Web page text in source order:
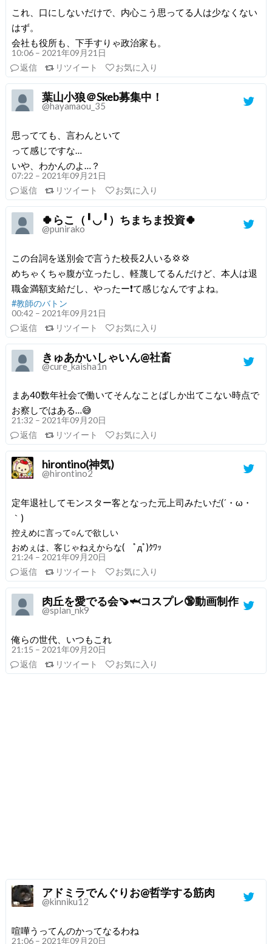
これ、口にしないだけで、内心こう思ってる人は少なくない
はず。
会社も役所も、下手すりゃ政治家も。
10:06 – 2021年09月21日
返信
リツイート お気に入り
葉山小狼＠Skeb募集中！
@hayamaou_35
思ってても、言わんといて
って感じですな…
いや、わかんのよ…？
07:22 – 2021年09月21日
返信
リツイート お気に入り
🍀らこ（╹◡╹）ちまちま投資🍀
@punirako
この台詞を送別会で言うた校長2人いる💢💢
めちゃくちゃ腹が立ったし、軽蔑してるんだけど、本人は退
職金満額支給だし、やったー❗️て感じなんですよね。
#教師のバトン
00:42 – 2021年09月21日
返信
リツイート お気に入り
きゅあかいしゃいん@社畜
@cure_kaisha1n
まあ40数年社会で働いてそんなことばしか出てこない時点で
お察しではある…😅
21:32 – 2021年09月20日
返信
リツイート お気に入り
hirontino(神気)
@hirontino2
定年退社してモンスター客となった元上司みたいだ(´・ω・
｀)
控えめに言って○んで欲しい
おめぇは、客じゃねえからな( ﾟдﾟ)ｸﾜｯ
21:24 – 2021年09月20日
返信
リツイート お気に入り
肉丘を愛でる会🍠🦈コスプレ🔞動画制作
@splan_nk9
俺らの世代、いつもこれ
21:15 – 2021年09月20日
返信
リツイート お気に入り
アドミラでんぐりお@哲学する筋肉
@kinniku12
喧嘩うってんのかってなるわね
21:06 – 2021年09月20日